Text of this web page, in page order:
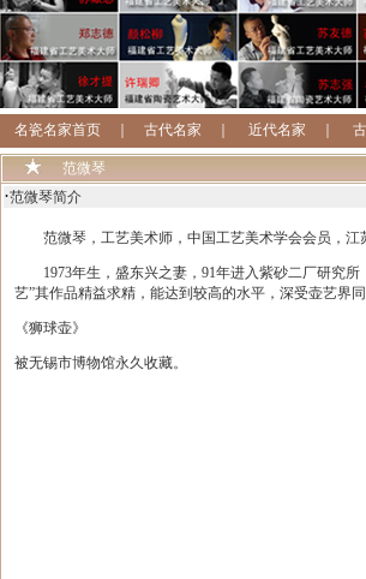
名瓷名家首页 古代名家 近代名家
范微琴
·范微琴简介
范微琴，工艺美术师，中国工艺美术学会会员，江
1973年生，盛东兴之妻，91年进入紫砂二厂研究所
艺”其作品精益求精，能达到较高的水平，深受壶艺界同
《狮球壶》
被无锡市博物馆永久收藏。